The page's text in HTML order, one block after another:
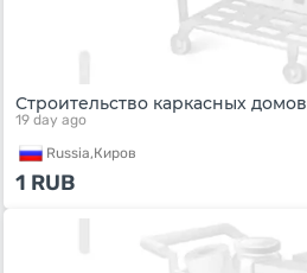
Строительство каркасных домов
19 day ago
Russia,Киров
1 RUB